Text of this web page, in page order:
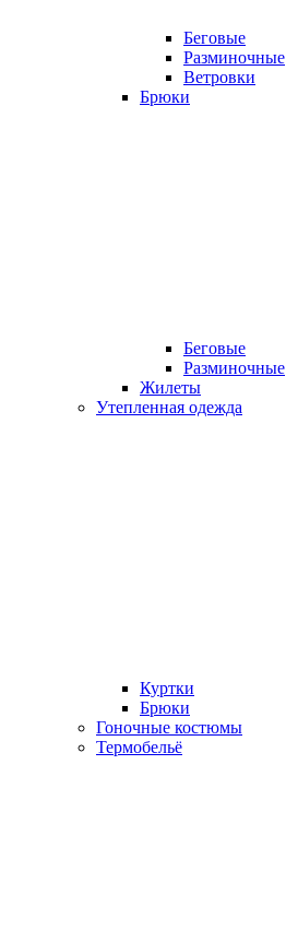
Беговые
Разминочные
Ветровки
Брюки
Беговые
Разминочные
Жилеты
Утепленная одежда
Куртки
Брюки
Гоночные костюмы
Термобельё